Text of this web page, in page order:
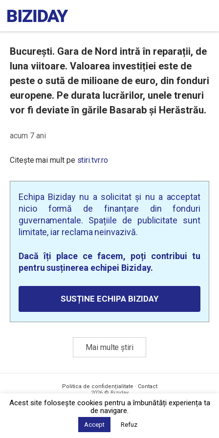
București. Gara de Nord intră în reparații, de
luna viitoare. Valoarea investiției este de
peste o sută de milioane de euro, din fonduri
europene. Pe durata lucrărilor, unele trenuri
vor fi deviate în gările Basarab și Herăstrău.
acum 7 ani
Citește mai mult pe stiri.tvr.ro
Echipa Biziday nu a solicitat și nu a acceptat
nicio formă de finanțare din fonduri
guvernamentale. Spațiile de publicitate sunt
limitate, iar reclama neinvazivă.
Dacă îți place ce facem, poți contribui tu
pentru susținerea echipei Biziday.
SUSȚINE ECHIPA BIZIDAY
Mai multe știri
Politica de confidențialitate · Contact
2026 © Biziday
Acest site foloseşte cookies pentru a îmbunătăți experiența ta
de navigare.
Accept Refuz